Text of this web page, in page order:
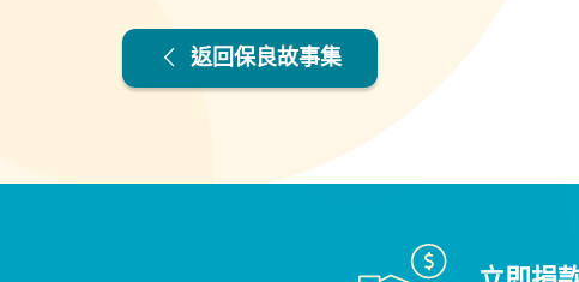
返回保良故事集